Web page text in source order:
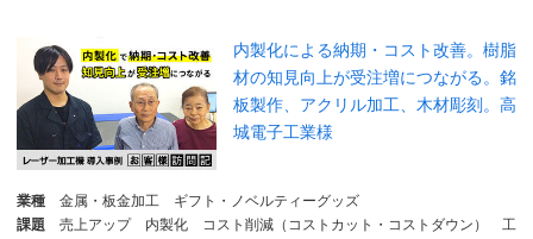
内製化による納期・コスト改善。樹脂
材の知見向上が受注増につながる。銘
板製作、アクリル加工、木材彫刻。高
城電子工業様
業種 金属・板金加工
ギフト・ノベルティーグッズ
課題
売上アップ 内製化 コスト削減（コストカット・コストダウン）
工